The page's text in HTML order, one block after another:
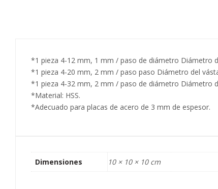
*1 pieza 4-12 mm, 1 mm / paso de diámetro Diámetro
*1 pieza 4-20 mm, 2 mm / paso paso Diámetro del
*1 pieza 4-32 mm, 2 mm / paso de diámetro Diámetro
*Material: HSS.
*Adecuado para placas de acero de 3 mm de espesor.
Dimensiones 10 × 10 × 10 cm